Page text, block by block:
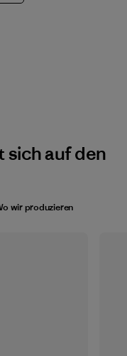
sich auf den
wir produzieren